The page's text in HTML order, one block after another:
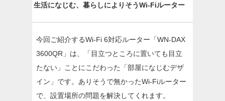
生活になじむ、暮らしによりそうWi-Fiルーター
今回ご紹介するWi-Fi 6対応ルーター「WN-DAX
3600QR」は、「目立つところに置いても目立
たない」ことにこだわった「部屋になじむデザ
イン」です。ありそうで無かったWi-Fiルーター
で、設置場所の問題を解決してくれます。